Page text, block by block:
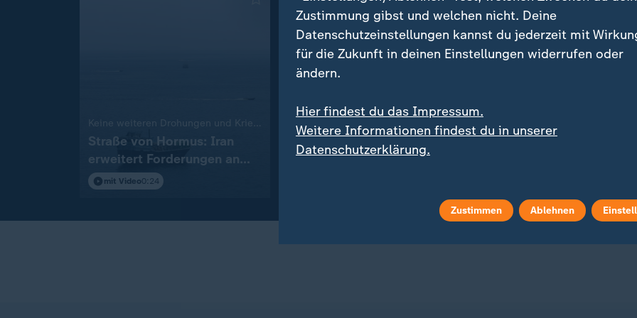
Keine weiteren Drohungen und Kriegsende
Straße von Hormus: Iran
erweitert Forderungen an
USAmit Video0:24
BBC-Interview mit Sohn Hunter
Krebserkrankung von Joe
Biden hat sich ausgebreitet
TV-Programm am Sonntag
Kein Fernsehgarten: Was
Zustimmung gibst und welchen nicht. Deine
Datenschutzeinstellungen kannst du jederzeit mit
für die Zukunft in deinen Einstellungen widerrufen oder
ändern.
Hier findest du das Impressum.
Weitere Informationen findest du in unserer
Datenschutzerklärung.
Zustimmen Ablehnen